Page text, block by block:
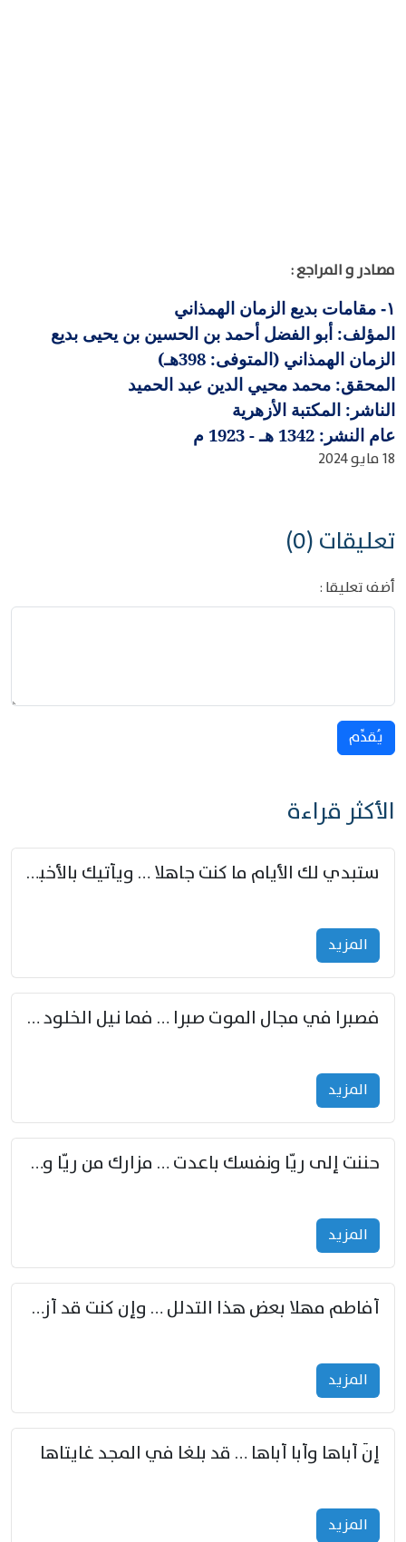
مصادر و المراجع :
١-
مقامات بديع الزمان الهمذاني
المؤلف: أبو الفضل أحمد بن الحسين بن يحيى بديع
الزمان الهمذاني (المتوفى: 398هـ)
المحقق: محمد محيي الدين عبد الحميد
الناشر: المكتبة الأزهرية
عام النشر: 1342 هـ - 1923 م
18 مايو 2024
تعليقات (0)
أضف تعليقا :
يُقدِّم
الأكثر قراءة
ستبدي لك الأيام ما كنت جاهلا … ويأتيك بالأخبار من لم تزوّد
المزید
فصبرا في مجال الموت صبرا … فما نيل الخلود بمستطاع
المزید
حننت إلى ريّا ونفسك باعدت … مزارك من ريّا وشعباكما معا
المزید
أفاطم مهلا بعض هذا التدلل … وإن كنت قد أزمعت صرمي فأجملي
المزید
إنّ أباها وأبا أباها … قد بلغا في المجد غايتاها
المزید